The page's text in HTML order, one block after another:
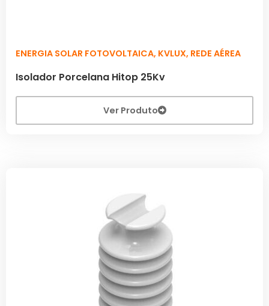
ENERGIA SOLAR FOTOVOLTAICA, KVLUX, REDE AÉREA
Isolador Porcelana Hitop 25Kv
Ver Produto